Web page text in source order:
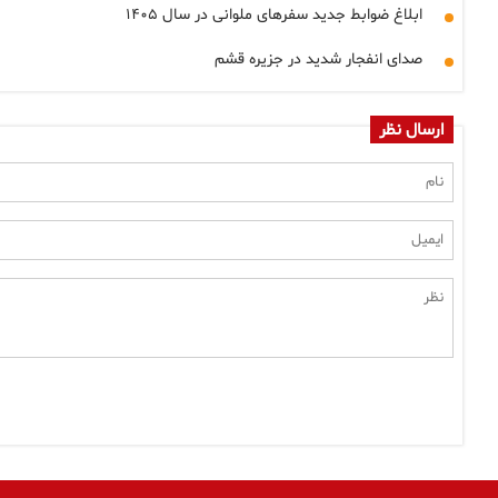
ابلاغ ضوابط جدید سفرهای ملوانی در سال ۱۴۰۵
صدای انفجار شدید در جزیره قشم
ارسال نظر